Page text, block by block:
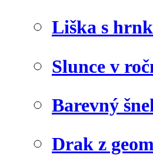
Liška s
Slunce v
Barevný
Drak z